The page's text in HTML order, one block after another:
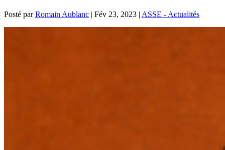
Posté parRomain Aublanc | Fév 23, 2023 | ASSE - Actualités